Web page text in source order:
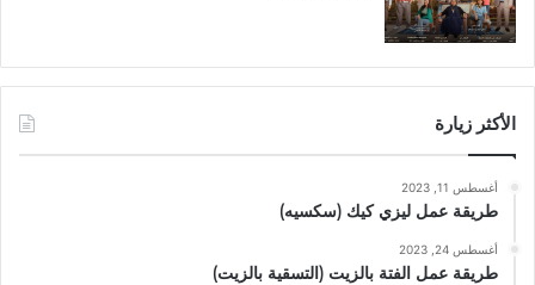
الأكثر زيارة
أغسطس 11, 2023
طريقة عمل ليزي كيك (سكسيه)
أغسطس 24, 2023
طريقة عمل الفتة بالزيت (التسقية بالزيت)